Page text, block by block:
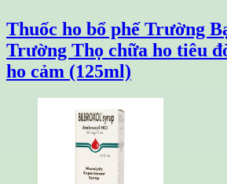
Thuốc ho bổ phế Trường
Trường Thọ chữa ho tiêu
ho cảm (125ml)